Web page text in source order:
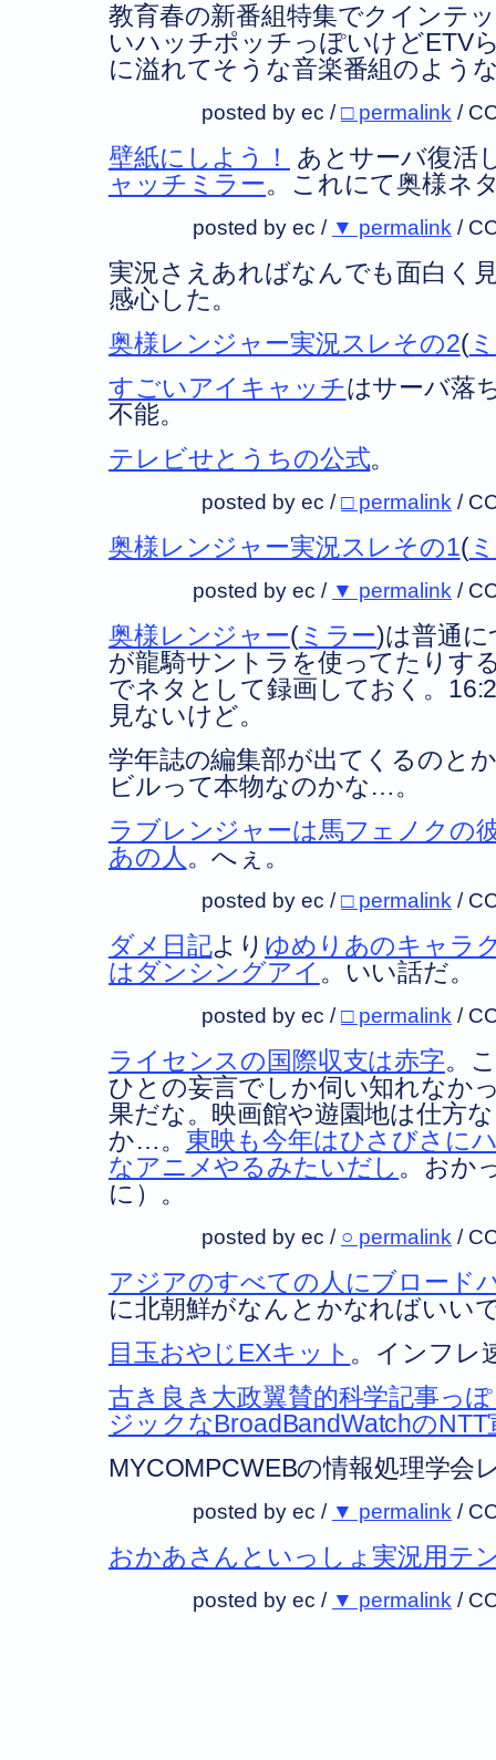
教育春の新番組特集でクインテ
いハッチポッチっぽいけどETV
に溢れてそうな音楽番組のよう
posted by ec /□ permalink /
壁紙にしよう！
あとサーバ復活
ャッチミラー。これにて奥様ネ
posted by ec / ▼ permalink /
実況さえあればなんでも面白く
感心した。
奥様レンジャー実況スレその2(
すごいアイキャッチはサーバ落
不能。
テレビせとうちの公式。
posted by ec /□ permalink /
奥様レンジャー実況スレその1(
posted by ec / ▼ permalink /
奥様レンジャー(ミラー)は普通
が龍騎サントラを使ってたりす
でネタとして録画しておく。
見ないけど。
学年誌の編集部が出てくるのと
ビルって本物なのかな…。
ラブレンジャーは馬フェノクの
あの人 。へぇ。
posted by ec /□ permalink /
ダメ日記より ゆめりあのキャラ
はダンシングアイ 。いい話だ。
posted by ec /□ permalink /
ライセンスの国際収支は赤字。
ひとの妄言でしか伺い知れなか
果だな。映画館や遊園地は仕方
か…。 東映も今年はひさびさに
なアニメやるみたいだし 。おか
に）。
posted by ec / ○ permalink /
アジアのすべての人にブロード
に北朝鮮がなんとかなればいい
目玉おやじEXキット 。インフレ
古き良き大政翼賛的科学記事っ
ジックなBroadBandWatchのNTT
MYCOMPCWEBの情報処理学会
posted by ec / ▼ permalink /
おかあさんといっしょ実況用テ
posted by ec / ▼ permalink /